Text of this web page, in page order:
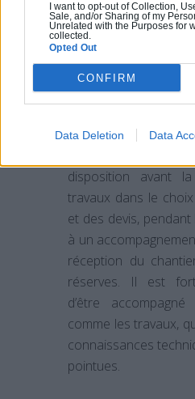
I want to opt-out of Collection,
Sale, and/or Sharing of my
Unrelated with the Purposes for
collected.
Opted Out
CONFIRM
Data Deletion Data
L’utilisation d’une
de la copropriété
Matera vous
accompagné par
comme les
disposition avant
travaux dans le
et des devis,
à un
réception du
réserves. Il est
d’être
comme les travaux,
connaissances
pointues.